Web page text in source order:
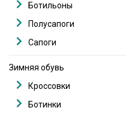
Ботильоны
Полусапоги
Сапоги
Зимняя обувь
Кроссовки
Ботинки